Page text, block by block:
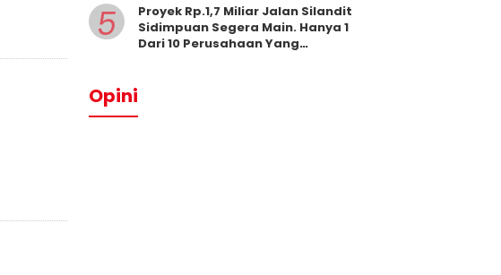
5
Proyek Rp.1,7 Miliar Jalan Silandit
Sidimpuan Segera Main. Hanya 1
Dari 10 Perusahaan Yang
Opini